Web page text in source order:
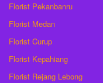
Florist Pekanbanru
Florist Medan
Florist Curup
Florist Kepahiang
Florist Rejang Lebong